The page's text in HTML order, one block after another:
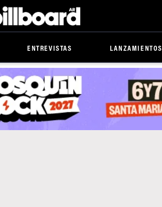
ENTREVISTAS LANZAMIENTOS